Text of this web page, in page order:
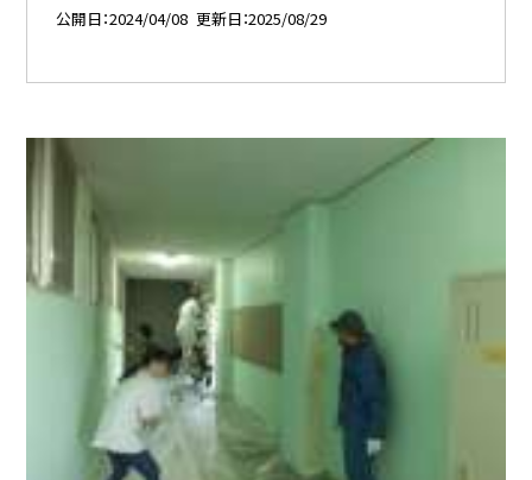
公開日 2024/04/08 更新日 2025/08/29